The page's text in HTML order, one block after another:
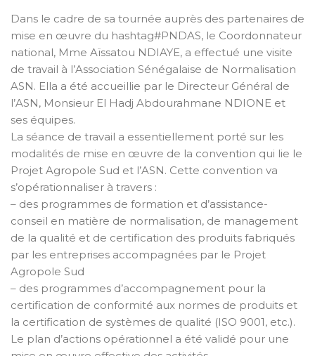
Dans le cadre de sa tournée auprès des partenaires de
mise en œuvre du hashtag#PNDAS, le Coordonnateur
national, Mme Aïssatou NDIAYE, a effectué une visite
de travail à l’Association Sénégalaise de Normalisation
ASN. Ella a été accueillie par le Directeur Général de
l’ASN, Monsieur El Hadj Abdourahmane NDIONE et
ses équipes.
La séance de travail a essentiellement porté sur les
modalités de mise en œuvre de la convention qui lie le
Projet Agropole Sud et l’ASN. Cette convention va
s’opérationnaliser à travers :
– des programmes de formation et d’assistance-
conseil en matière de normalisation, de management
de la qualité et de certification des produits fabriqués
par les entreprises accompagnées par le Projet
Agropole Sud
– des programmes d’accompagnement pour la
certification de conformité aux normes de produits et
la certification de systèmes de qualité (ISO 9001, etc.).
Le plan d’actions opérationnel a été validé pour une